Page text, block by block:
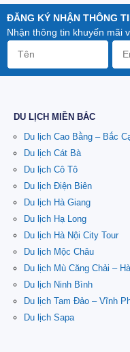
ĐĂNG KÝ NHẬN THÔNG
Nhận thông tin khuyến mãi
DU LỊCH MIỀN BẮC
Du lịch Cao Bằng – Bắc
Du lịch Cát Bà
Du lịch Cô Tô
Du lịch Điện Biên
Du lịch Hà Giang
Du lịch Hạ Long
Du lịch Hà Nội City Tour
Du lịch Mộc Châu
Du lịch Mù Căng Chải –
Du lịch Ninh Bình
Du lịch Tam Đảo – Vĩnh
Du lịch Sapa